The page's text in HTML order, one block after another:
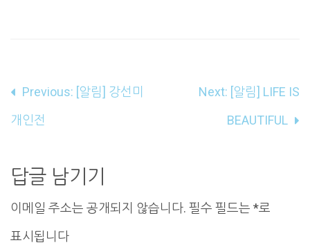
글
내
게
이
션
Previous: [알림] 강선미
개인전
Next: [알림] LIFE IS
BEAUTIFUL
답글 남기기
이메일 주소는 공개되지 않습니다. 필수 필드는 *로
표시됩니다